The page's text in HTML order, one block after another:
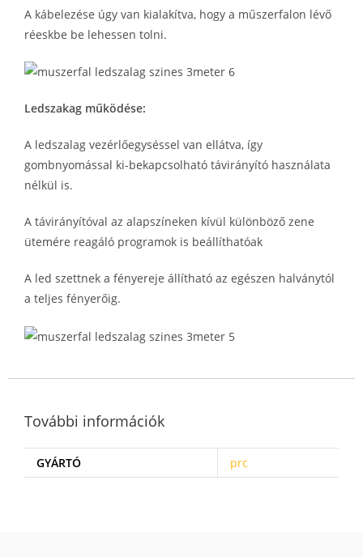
A kábelezése úgy van kialakítva, hogy a műszerfalon lévő
réeskbe be lehessen tolni.
Ledszakag működése:
A ledszalag vezérlőegyséssel van ellátva, így
gombnyomással ki-bekapcsolható távirányító használata
nélkül is.
A távirányítóval az alapszíneken kívül különböző zene
ütemére reagáló programok is beállíthatóak
A led szettnek a fényereje állítható az egészen halványtól
a teljes fényerőig.
További információk
GYÁRTÓ prc